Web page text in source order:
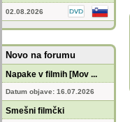
02.08.2026
Novo na forumu
Napake v filmih [Mov ...
Datum objave: 16.07.2026
Smešni filmčki